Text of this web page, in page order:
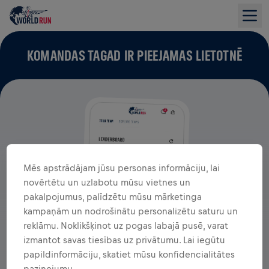
KOMANDAS TAGAD IR PIEEJAMAS LIETOTNĒ
Mēs apstrādājam jūsu personas informāciju, lai
novērtētu un uzlabotu mūsu vietnes un
pakalpojumus, palīdzētu mūsu mārketinga
kampaņām un nodrošinātu personalizētu saturu un
reklāmu. Noklikšķinot uz pogas labajā pusē, varat
izmantot savas tiesības uz privātumu. Lai iegūtu
papildinformāciju, skatiet mūsu konfidencialitātes